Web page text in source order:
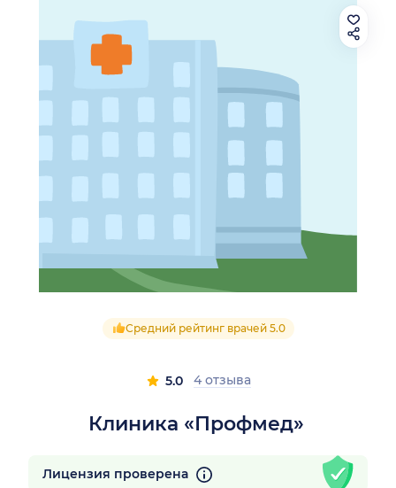
Клиника «Профмед»
Средний рейтинг врачей 5.0
5.0 4 отзыва
Лицензия проверена